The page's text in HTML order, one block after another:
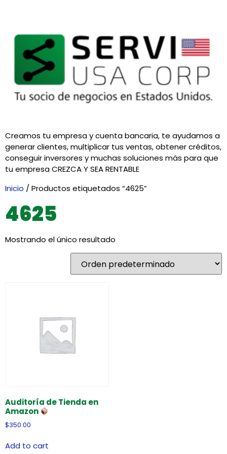
Creamos tu empresa y cuenta bancaria, te ayudamos a
generar clientes, multiplicar tus ventas, obtener créditos,
conseguir inversores y muchas soluciones más para que
tu empresa CREZCA Y SEA RENTABLE
Inicio / Productos etiquetados “4625”
4625
Mostrando el único resultado
Auditoría de Tienda en
Amazon
$350.00
Add to cart